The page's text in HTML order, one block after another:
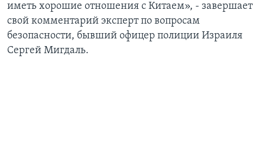
иметь хорошие отношения с Китаем», - завершает
свой комментарий эксперт по вопросам
безопасности, бывший офицер полиции Израиля
Сергей Мигдаль.